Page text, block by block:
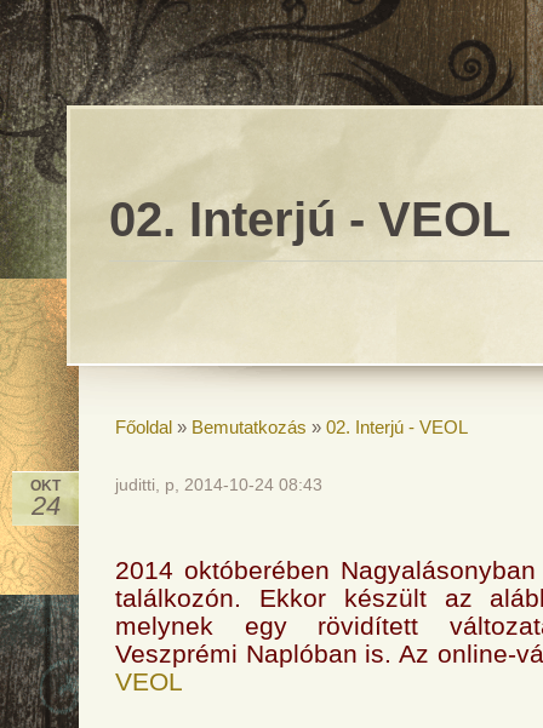
02. Interjú - VEOL
Főoldal » Bemutatkozás » 02. Interjú - VEOL
OKT
24
juditti, p, 2014-10-24 08:43
2014 októberében
találkozón. Ekkor készült az
melynek egy rövidített
Veszprémi Naplóban is. Az online-
VEOL